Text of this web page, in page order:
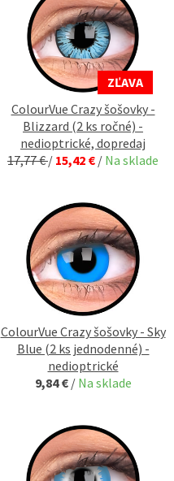
ZĽAVA
ColourVue Crazy šošovky -
Blizzard (2 ks ročné) -
nedioptrické, dopredaj
17,77 €/ 15,42 € / Na sklade
ColourVue Crazy šošovky - Sky
Blue (2 ks jednodenné) -
nedioptrické
9,84 € / Na sklade